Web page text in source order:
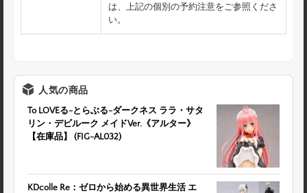
は、上記の個別の予約注意をご参照くださ
い。
人気の商品
To LOVEる-とらぶる-ダークネス ララ・サタ
リン・デビルーク メイドVer.《アルター》
【在庫品】 (FIG-AL032)
KDcolle Re：ゼロから始める異世界生活 エ